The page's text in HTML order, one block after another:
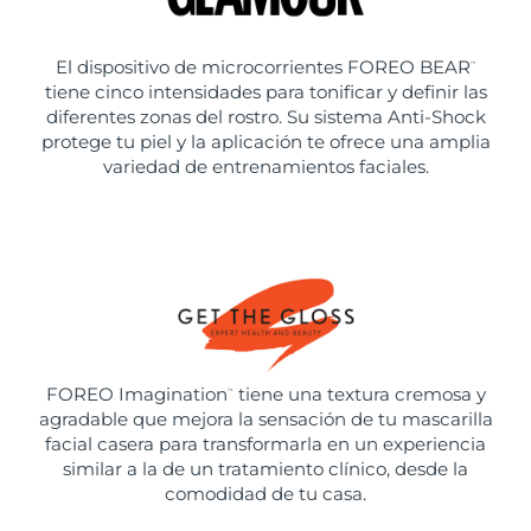
El dispositivo de microcorrientes FOREO BEAR ™
tiene cinco intensidades para tonificar y definir las
diferentes zonas del rostro. Su sistema Anti-Shock
protege tu piel y la aplicación te ofrece una amplia
variedad de entrenamientos faciales.
FOREO Imagination ™
tiene una textura cremosa y
agradable que mejora la sensación de tu mascarilla
facial casera para transformarla en un experiencia
similar a la de un tratamiento clínico, desde la
comodidad de tu casa.